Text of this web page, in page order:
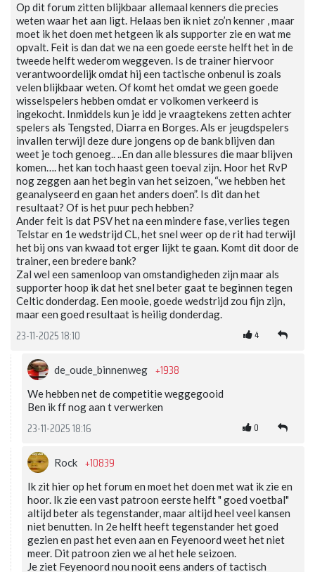
Op dit forum zitten blijkbaar allemaal kenners die precies
weten waar het aan ligt. Helaas ben ik niet zo’n kenner , maar
moet ik het doen met hetgeen ik als supporter zie en wat me
opvalt. Feit is dan dat we na een goede eerste helft het in de
tweede helft wederom weggeven. Is de trainer hiervoor
verantwoordelijk omdat hij een tactische onbenul is zoals
velen blijkbaar weten. Of komt het omdat we geen goede
wisselspelers hebben omdat er volkomen verkeerd is
ingekocht. Inmiddels kun je idd je vraagtekens zetten achter
spelers als Tengsted, Diarra en Borges. Als er jeugdspelers
invallen terwijl deze dure jongens op de bank blijven dan
weet je toch genoeg.. ..En dan alle blessures die maar blijven
komen…. het kan toch haast geen toeval zijn. Hoor het RvP
nog zeggen aan het begin van het seizoen, “we hebben het
geanalyseerd en gaan het anders doen”. Is dit dan het
resultaat? Of is het puur pech hebben?
Ander feit is dat PSV het na een mindere fase, verlies tegen
Telstar en 1e wedstrijd CL, het snel weer op de rit had terwijl
het bij ons van kwaad tot erger lijkt te gaan. Komt dit door de
trainer, een bredere bank?
Zal wel een samenloop van omstandigheden zijn maar als
supporter hoop ik dat het snel beter gaat te beginnen tegen
Celtic donderdag. Een mooie, goede wedstrijd zou fijn zijn,
maar een goed resultaat is heilig donderdag.
23-11-2025 18:10 4
de_oude_binnenweg +1938
We hebben net de competitie weggegooid
Ben ik ff nog aan t verwerken
23-11-2025 18:16 0
Rock +10839
Ik zit hier op het forum en moet het doen met wat ik zie en
hoor. Ik zie een vast patroon eerste helft " goed voetbal"
altijd beter als tegenstander, maar altijd heel veel kansen
niet benutten. In 2e helft heeft tegenstander het goed
gezien en past het even aan en Feyenoord weet het niet
meer. Dit patroon zien we al het hele seizoen.
Je ziet Feyenoord nou nooit eens anders of tactisch